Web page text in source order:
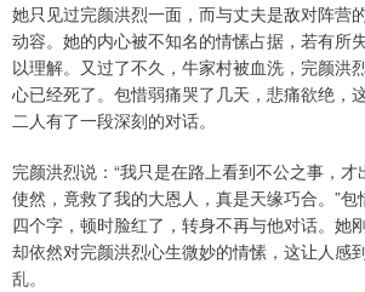
她只见过完颜洪烈一面，而与丈夫是敌对阵营
动容。她的内心被不知名的情愫占据，若有所
以理解。又过了不久，牛家村被血洗，完颜洪
心已经死了。包惜弱痛哭了几天，悲痛欲绝，
二人有了一段深刻的对话。
完颜洪烈说：“我只是在路上看到不公之事，
使然，竟救了我的大恩人，真是天缘巧合。”包
四个字，顿时脸红了，转身不再与他对话。她
却依然对完颜洪烈心生微妙的情愫，这让人感
乱。